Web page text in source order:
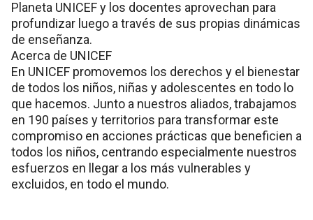
Planeta UNICEF y los docentes aprovechan para
profundizar luego a través de sus propias dinámicas
de enseñanza.
Acerca de UNICEF
En UNICEF promovemos los derechos y el bienestar
de todos los niños, niñas y adolescentes en todo lo
que hacemos. Junto a nuestros aliados, trabajamos
en 190 países y territorios para transformar este
compromiso en acciones prácticas que beneficien a
todos los niños, centrando especialmente nuestros
esfuerzos en llegar a los más vulnerables y
excluidos, en todo el mundo.